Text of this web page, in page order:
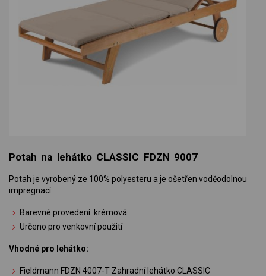
Potah na lehátko CLASSIC FDZN 9007
Potah je vyrobený ze 100% polyesteru a je ošetřen voděodolnou
impregnací.
Barevné provedení: krémová
Určeno pro venkovní použití
Vhodné pro lehátko:
Fieldmann FDZN 4007-T Zahradní lehátko CLASSIC